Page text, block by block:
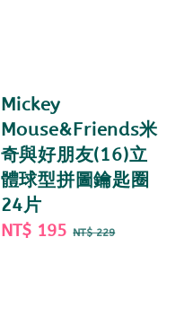
Mickey
Mouse&Friends米
奇與好朋友(16)立
體球型拼圖鑰匙圈
24片
Sale
NT$ 195 Regular
NT$ 229